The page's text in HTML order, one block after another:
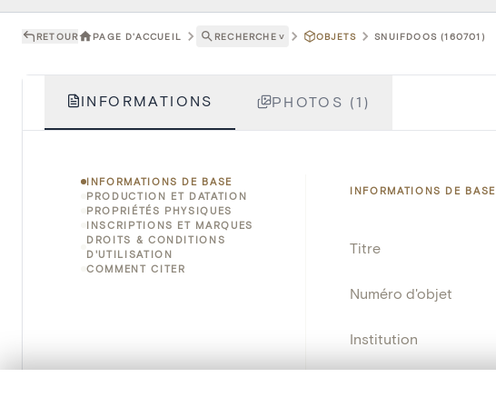
RETOUR PAGE D'ACCUEIL RECHERCHE ˅ OBJETS SNUIFDOOS (160701)
INFORMATIONS PHOTOS (1)
INFORMATIONS DE BASE
PRODUCTION ET DATATION
PROPRIÉTÉS PHYSIQUES
INSCRIPTIONS ET MARQUES
DROITS & CONDITIONS
D'UTILISATION
COMMENT CITER
INFORMATIONS DE BASE
Titre
Numéro d'objet
Institution